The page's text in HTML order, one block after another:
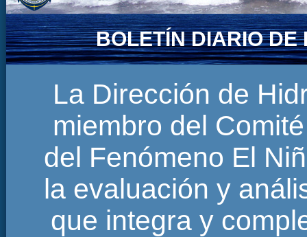
BOLETÍN DIARIO DE
La Dirección de
miembro del
del Fenómeno El
la evaluación y
que integra y